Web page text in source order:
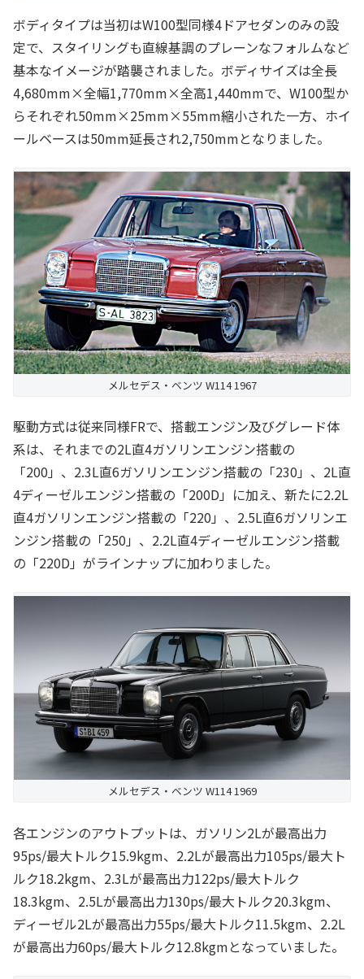
ボディタイプは当初はW100型同様4ドアセダンのみの設
定で、スタイリングも直線基調のプレーンなフォルムなど
基本なイメージが踏襲されました。ボディサイズは全長
4,680mm×全幅1,770mm×全高1,440mmで、W100型か
らそれぞれ50mm×25mm×55mm縮小された一方、ホイ
ールベースは50mm延長され2,750mmとなりました。
メルセデス・ベンツ W114 1967
駆動方式は従来同様FRで、搭載エンジン及びグレード体
系は、それまでの2L直4ガソリンエンジン搭載の
「200」、2.3L直6ガソリンエンジン搭載の「230」、2L直
4ディーゼルエンジン搭載の「200D」に加え、新たに2.2L
直4ガソリンエンジン搭載の「220」、2.5L直6ガソリンエ
ンジン搭載の「250」、2.2L直4ディーゼルエンジン搭載
の「220D」がラインナップに加わりました。
メルセデス・ベンツ W114 1969
各エンジンのアウトプットは、ガソリン2Lが最高出力
95ps/最大トルク15.9kgm、2.2Lが最高出力105ps/最大ト
ルク18.2kgm、2.3Lが最高出力122ps/最大トルク
18.3kgm、2.5Lが最高出力130ps/最大トルク20.3kgm、
ディーゼル2Lが最高出力55ps/最大トルク11.5kgm、2.2L
が最高出力60ps/最大トルク12.8kgmとなっていました。